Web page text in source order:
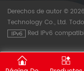
Derechos de autor ©
Technology Co., Ltd.
Red IPv6